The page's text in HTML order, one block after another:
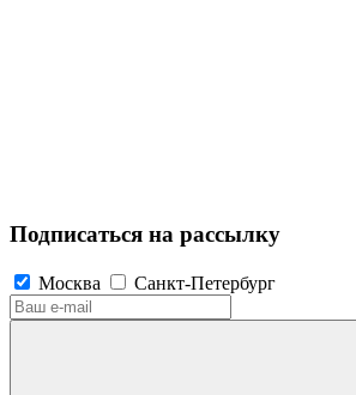
Подписаться на рассылку
Москва Санкт-Петербург